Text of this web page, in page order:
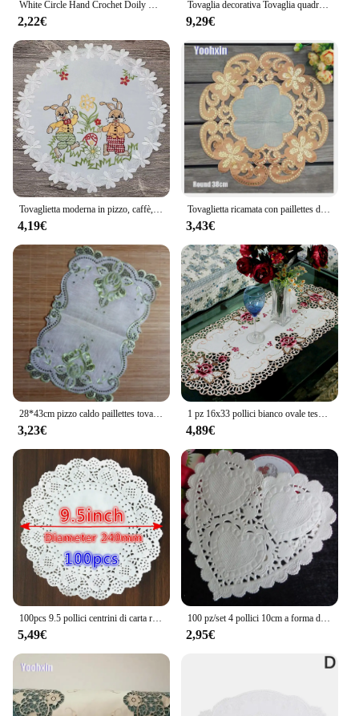
White Circle Hand Crochet Doily Vintage Cotton Crochet Table tovaglietta tovaglioli da sposa tovagliette in pizzo di stoffa Decorative
2,22€
Tovaglia decorativa Tovaglia quadrata in pizzo per la casa con dotino di campagna vintage 40/60 cm Decorazione in cotone all'uncinetto
9,29€
Tovaglietta moderna in pizzo, caffè, ricamo, tavolo, tovaglietta, stoffa, tazza, tè, sala da pranzo, sottobicchiere, tazza, festa di Pasqua, bevanda, cucina
4,19€
Tovaglietta ricamata con paillettes dorate tovaglietta in pizzo tazza tazza tazza da tè centrini per bevande sottobicchiere da caffè tovaglietta da pranzo di natale cucina
3,43€
28*43cm pizzo caldo paillettes tovaglietta ricamo caffè tovaglietta Pad bevanda di natale sottobicchiere tazza tazza tè pranzo centrino cucina
3,23€
1 pz 16x33 pollici bianco ovale tessuto di raso tovaglia di pizzo centrino ricamato floreale piccolo copritavolo decorazioni per la casa tovaglietta
4,89€
100pcs 9.5 pollici centrini di carta rotondi bianchi centrino tovagliette di pizzo per la decorazione della tavola della torta della festa di compleanno di natale di nozze
5,49€
100 pz/set 4 pollici 10cm a forma di cuore centrino di carta centrini bianchi sottobicchiere tovaglietta
2,95€